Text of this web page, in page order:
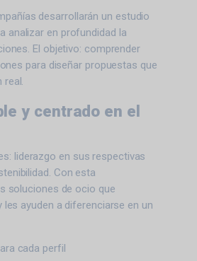
desarrollarán un estudio
analizar en profundidad la
El objetivo: comprender
para diseñar propuestas que
real.
y centrado en el
liderazgo en sus respectivas
Con esta
soluciones de ocio que
ayuden a diferenciarse en un
cada perfil